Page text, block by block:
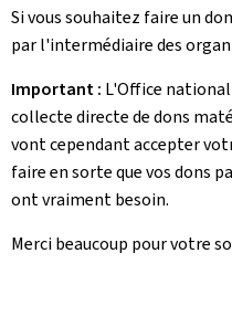
Si vous souhaitez faire un
par l'intermédiaire des
Important : L'Office national
collecte directe de dons
vont cependant accepter
faire en sorte que vos dons
ont vraiment besoin.
Merci beaucoup pour votre